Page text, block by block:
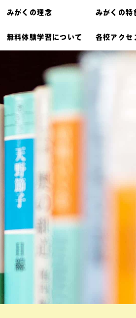
みがくの理念 みがくの特
無料体験学習について 各校アクセ